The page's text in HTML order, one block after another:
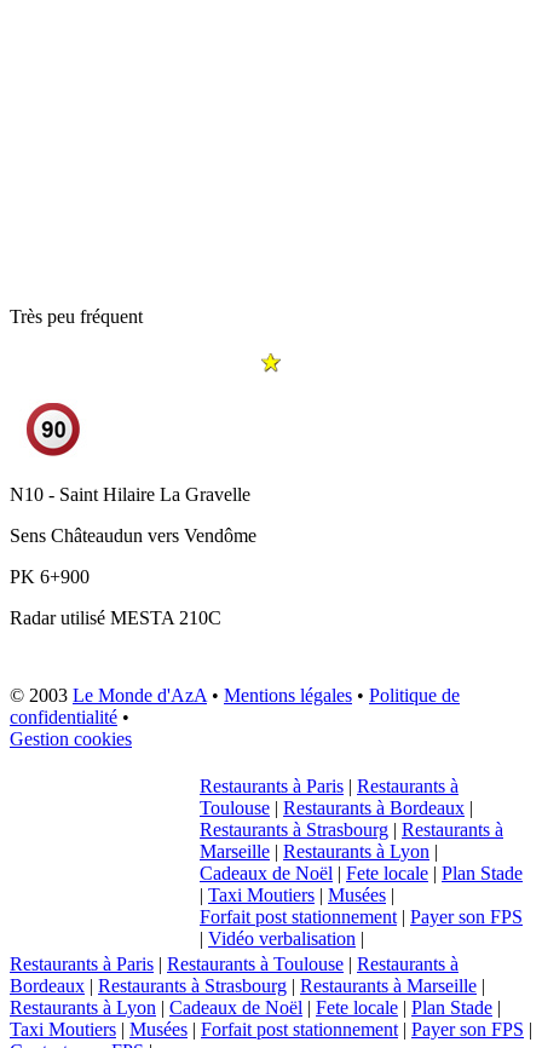
Très peu fréquent
N10 - Saint Hilaire La Gravelle
Sens Châteaudun vers Vendôme
PK 6+900
Radar utilisé MESTA 210C
© 2003 Le Monde d'AzA • Mentions légales • Politique de
confidentialité •
Gestion cookies
Restaurants à Paris | Restaurants à
Toulouse | Restaurants à Bordeaux |
Restaurants à Strasbourg | Restaurants à
Marseille | Restaurants à Lyon |
Cadeaux de Noël | Fete locale | Plan Stade
| Taxi Moutiers | Musées |
Forfait post stationnement | Payer son FPS
| Vidéo verbalisation |
Restaurants à Paris | Restaurants à Toulouse | Restaurants à
Bordeaux | Restaurants à Strasbourg | Restaurants à Marseille |
Restaurants à Lyon | Cadeaux de Noël | Fete locale | Plan Stade |
Taxi Moutiers | Musées | Forfait post stationnement | Payer son FPS |